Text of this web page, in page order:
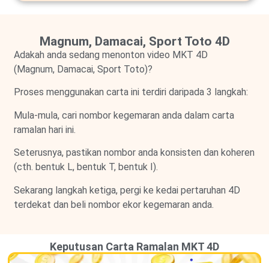
Magnum, Damacai, Sport Toto 4D
Adakah anda sedang menonton video MKT 4D
(Magnum, Damacai, Sport Toto)?
Proses menggunakan carta ini terdiri daripada 3 langkah:
Mula-mula, cari nombor kegemaran anda dalam carta
ramalan hari ini.
Seterusnya, pastikan nombor anda konsisten dan koheren
(cth. bentuk L, bentuk T, bentuk I).
Sekarang langkah ketiga, pergi ke kedai pertaruhan 4D
terdekat dan beli nombor ekor kegemaran anda.
Keputusan Carta Ramalan MKT 4D